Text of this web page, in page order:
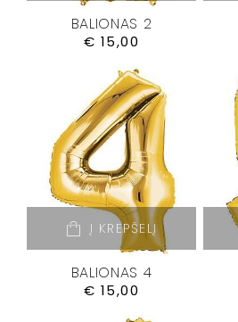
BALIONAS 2
€ 15,00
Į KREPŠELĮ
BALIONAS 4
€ 15,00